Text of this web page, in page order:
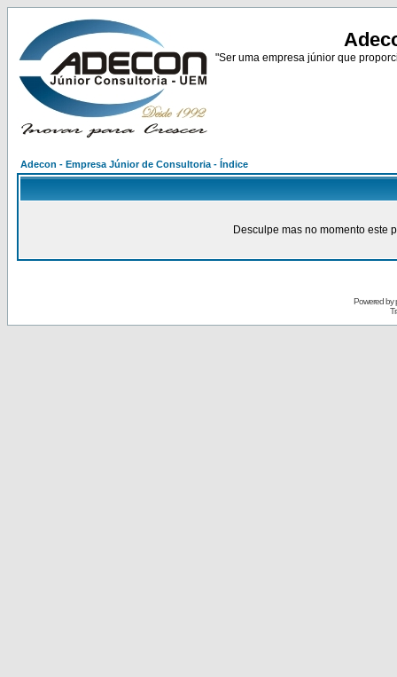
"Ser uma empresa júnior que
Adecon - Empresa Júnior de Consultoria - Índice
Desculpe mas no momento este
Powered by